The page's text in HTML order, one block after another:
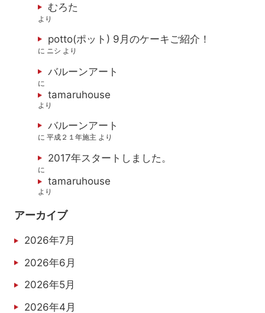
むろた
より
potto(ポット) 9月のケーキご紹介！
に ニシ より
バルーンアート
に
tamaruhouse
より
バルーンアート
に平成２１年施主 より
2017年スタートしました。
に
tamaruhouse
より
アーカイブ
2026年7月
2026年6月
2026年5月
2026年4月